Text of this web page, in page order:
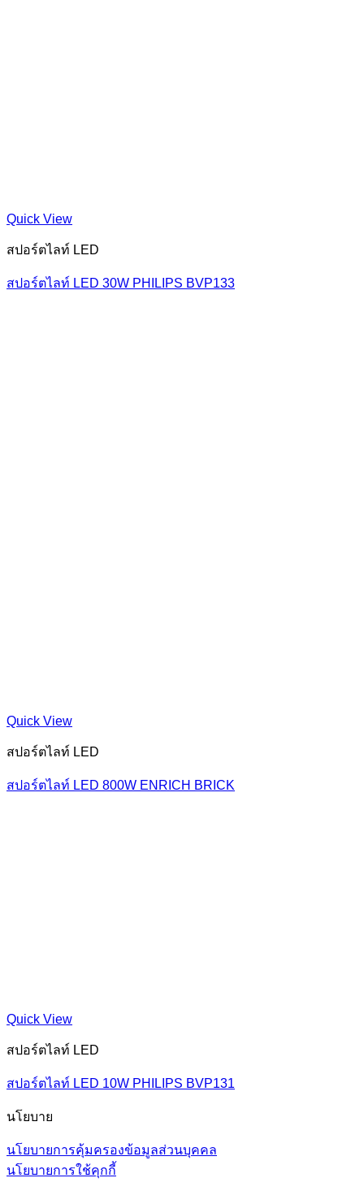
Quick View
สปอร์ตไลท์ LED
สปอร์ตไลท์ LED 30W PHILIPS BVP133
Quick View
สปอร์ตไลท์ LED
สปอร์ตไลท์ LED 800W ENRICH BRICK
Quick View
สปอร์ตไลท์ LED
สปอร์ตไลท์ LED 10W PHILIPS BVP131
นโยบาย
นโยบายการคุ้มครองข้อมูลส่วนบุคคล
นโยบายการใช้คุกกี้